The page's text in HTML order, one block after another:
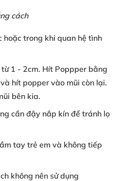
cách
hoặctrong khi quan hệ tình
từ1 - 2cm. Hít Poppper bằng
và hít popper vào mũi còn lại.
bên kia.
cần đậy nắp kín để tránh lọ
tay trẻ em và không tiếp
không nên sử dụng